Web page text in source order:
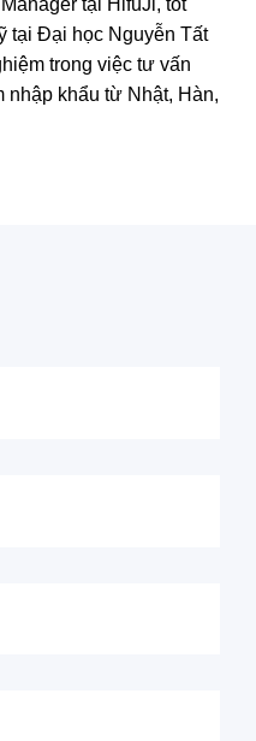
tại Đại học Nguyễn Tất
trong việc tư vấn
nhập khẩu từ Nhật, Hàn,